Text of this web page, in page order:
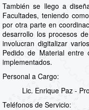
También se llego a
Facultades, teniendo
por otra parte en
desarrollo los procesos
involucran digitalizar
Pedido de Material
implementados.
Personal a Cargo:
Lic. Enrique Paz -
Teléfonos de Servicio: